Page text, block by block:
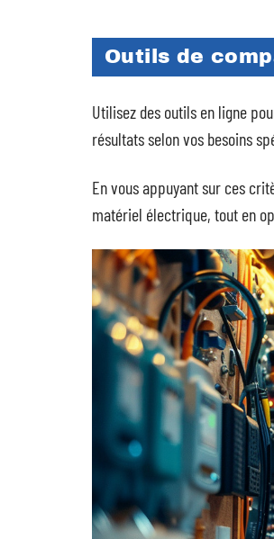
Outils de
Utilisez des outils en ligne
résultats selon vos besoins
En vous appuyant sur ces
matériel électrique, tout en